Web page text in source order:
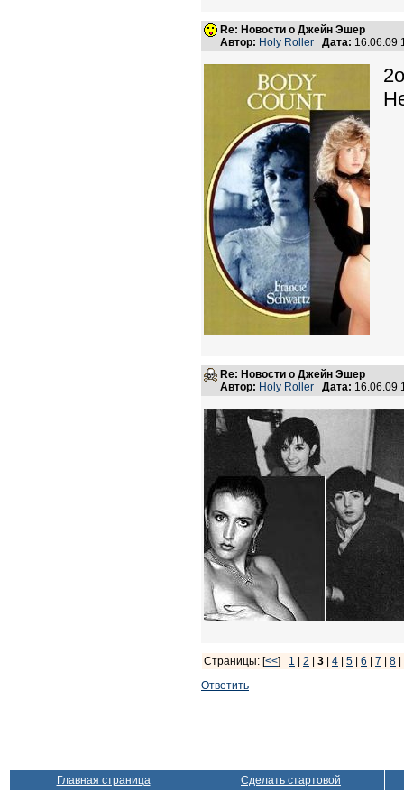
Re: Новости о Джейн Эшер
Автор: Holy Roller Дата:
Re: Новости о Джейн Эшер
Автор: Holy Roller Дата:
Страницы: [<<] 1 2 3 4 5 6 7 8
Ответить
Главная страница Сделать стартовой